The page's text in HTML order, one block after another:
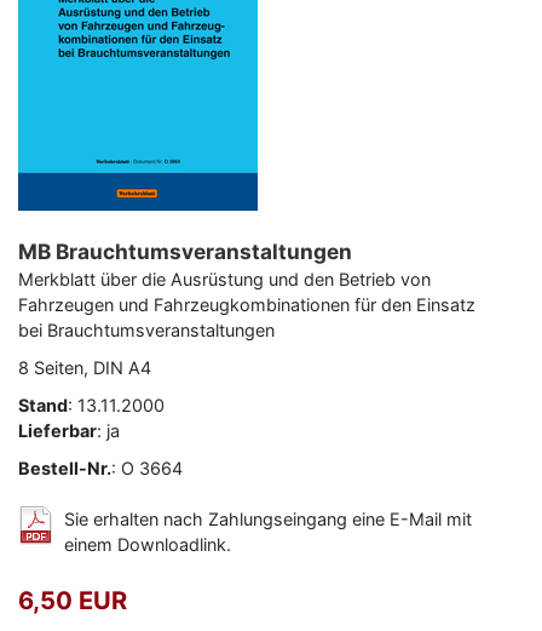
MB Brauchtumsveranstaltungen
Merkblatt über die Ausrüstung und den Betrieb von
Fahrzeugen und Fahrzeugkombinationen für den Einsatz
bei Brauchtumsveranstaltungen
8 Seiten, DIN A4
Stand: 13.11.2000
Lieferbar: ja
Bestell-Nr.: O 3664
Sie erhalten nach Zahlungseingang eine E-Mail mit
einem Downloadlink.
6,50 EUR